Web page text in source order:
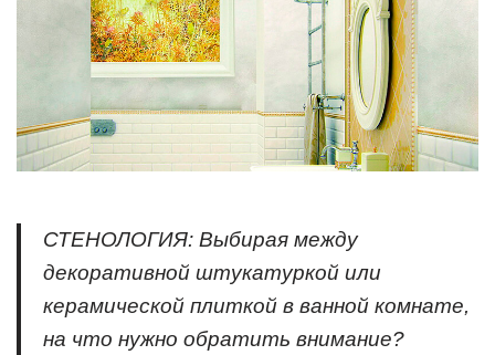
СТЕНОЛОГИЯ: Выбирая между
декоративной штукатуркой или
керамической плиткой в ванной комнате,
на что нужно обратить внимание?